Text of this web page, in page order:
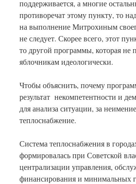
поддерживается, а многие
противоречат этому пункту, то
на выполнение Митрохиным
не следует. Скорее всего, этот
то другой программы, которая не
яблочникам идеологически.
Чтобы объяснить, почему
результат некомпетентности и
для анализа ситуации, за
теплоснабжение.
Система теплоснабжения в
формировалась при Советской
централизации управления,
финансирования и минимальных